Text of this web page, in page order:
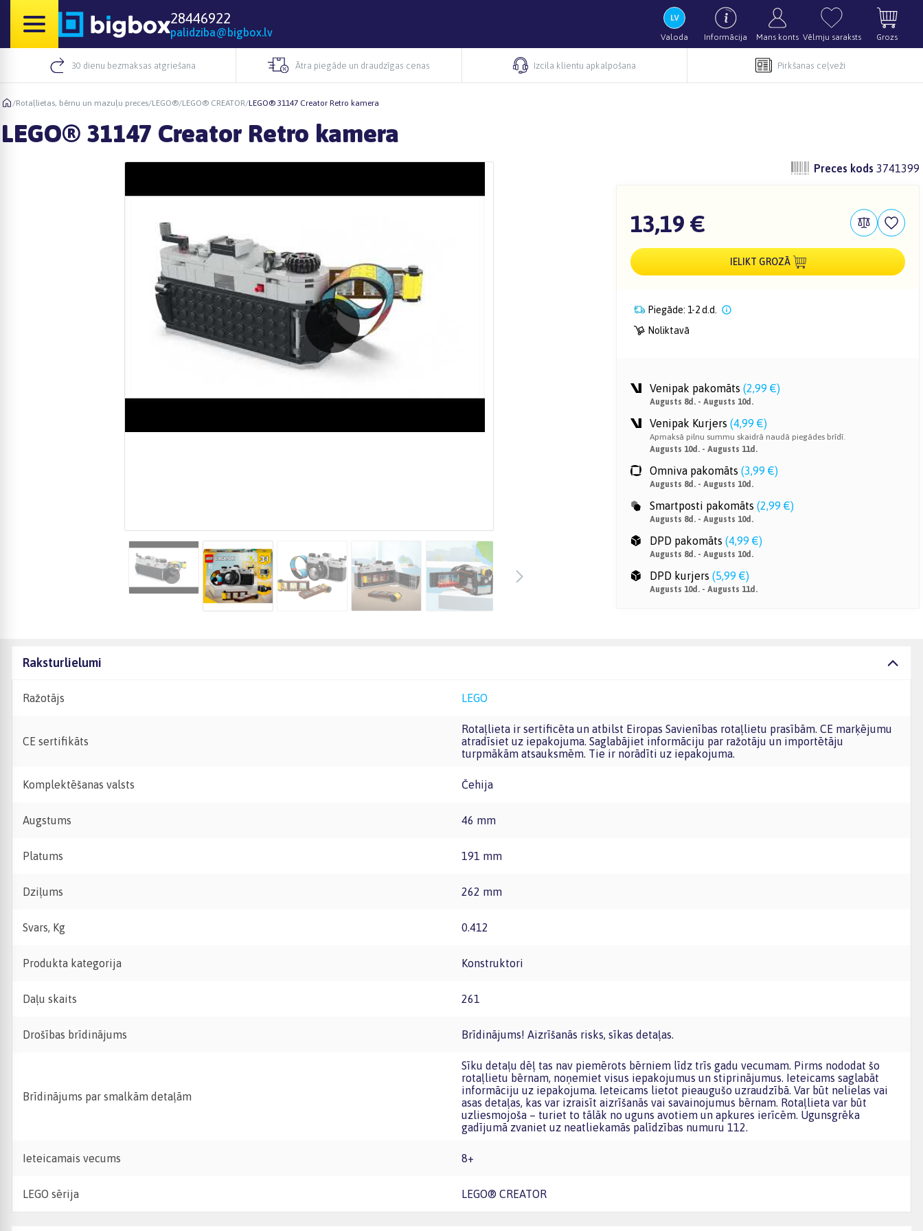
28446922
palidziba@bigbox.lv Valoda Informācija Mans konts Vēlmju saraksts Grozs
30 dienu bezmaksas atgriešana Ātra piegāde un draudzīgas cenas Izcila klientu apkalpošana Pirkšanas ceļveži
/Rotaļlietas, bērnu un mazuļu preces/LEGO®/LEGO® CREATOR/LEGO® 31147 Creator Retro kamera
LEGO® 31147 Creator Retro kamera
Preces kods 3741399
13,19 €
IELIKT GROZĀ
Piegāde: 1-2 d.d.
Noliktavā
Venipak pakomāts (2,99 €)
Augusts 8d. - Augusts 10d.
Venipak Kurjers (4,99 €)
Apmaksā pilnu summu skaidrā naudā piegādes brīdī.
Augusts 10d. - Augusts 11d.
Omniva pakomāts (3,99 €)
Augusts 8d. - Augusts 10d.
Smartposti pakomāts (2,99 €)
Augusts 8d. - Augusts 10d.
DPD pakomāts (4,99 €)
Augusts 8d. - Augusts 10d.
DPD kurjers (5,99 €)
Augusts 10d. - Augusts 11d.
Raksturlielumi
Ražotājs LEGO
CE sertifikāts
Rotaļlieta ir sertificēta un atbilst Eiropas Savienības rotaļlietu prasībām. CE marķējumu
atradīsiet uz iepakojuma. Saglabājiet informāciju par ražotāju un importētāju
turpmākām atsauksmēm. Tie ir norādīti uz iepakojuma.
Komplektēšanas valsts Čehija
Augstums 46 mm
Platums 191 mm
Dziļums 262 mm
Svars, Kg 0.412
Produkta kategorija Konstruktori
Daļu skaits 261
Drošības brīdinājums Brīdinājums! Aizrīšanās risks, sīkas detaļas.
Brīdinājums par smalkām detaļām
Sīku detaļu dēļ tas nav piemērots bērniem līdz trīs gadu vecumam. Pirms nododat šo
rotaļlietu bērnam, noņemiet visus iepakojumus un stiprinājumus. Ieteicams saglabāt
informāciju uz iepakojuma. Ieteicams lietot pieaugušo uzraudzībā. Var būt nelielas vai
asas detaļas, kas var izraisīt aizrīšanās vai savainojumus bērnam. Rotaļlieta var būt
uzliesmojoša – turiet to tālāk no uguns avotiem un apkures ierīcēm. Ugunsgrēka
gadījumā zvaniet uz neatliekamās palīdzības numuru 112.
Ieteicamais vecums 8+
LEGO sērija LEGO® CREATOR